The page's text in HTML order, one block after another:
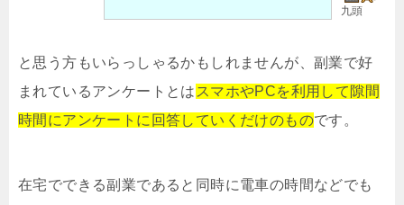
九頭
と思う方もいらっしゃるかもしれませんが、副業で好
まれているアンケートとは スマホやPCを利用して隙間
時間にアンケートに回答していくだけのものです。
在宅でできる副業であると同時に電車の時間などでも